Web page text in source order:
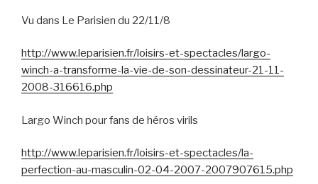
Vu dans Le Parisien du 22/11/8
http://www.leparisien.fr/loisirs-et-spectacles/largo-
winch-a-transforme-la-vie-de-son-dessinateur-21-11-
2008-316616.php
Largo Winch pour fans de héros virils
http://www.leparisien.fr/loisirs-et-spectacles/la-
perfection-au-masculin-02-04-2007-2007907615.php